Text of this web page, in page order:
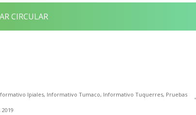
CIRCULAR
Ipiales, Informativo Tumaco, Informativo Tuquerres, Pruebas